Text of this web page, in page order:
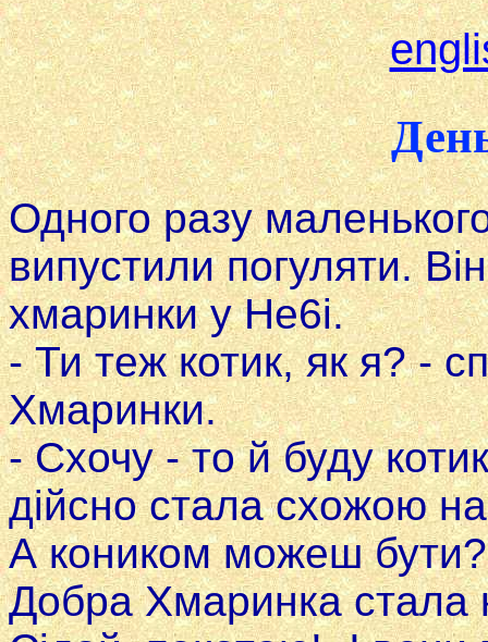
Одного разу
випустили погуляти.
хмаринки у He6i.
- Ти теж котик, як я? -
Хмаринки.
- Схочу - то й буду
дійсно стала схожою
А коником можеш бути?
Добра Хмаринка стала